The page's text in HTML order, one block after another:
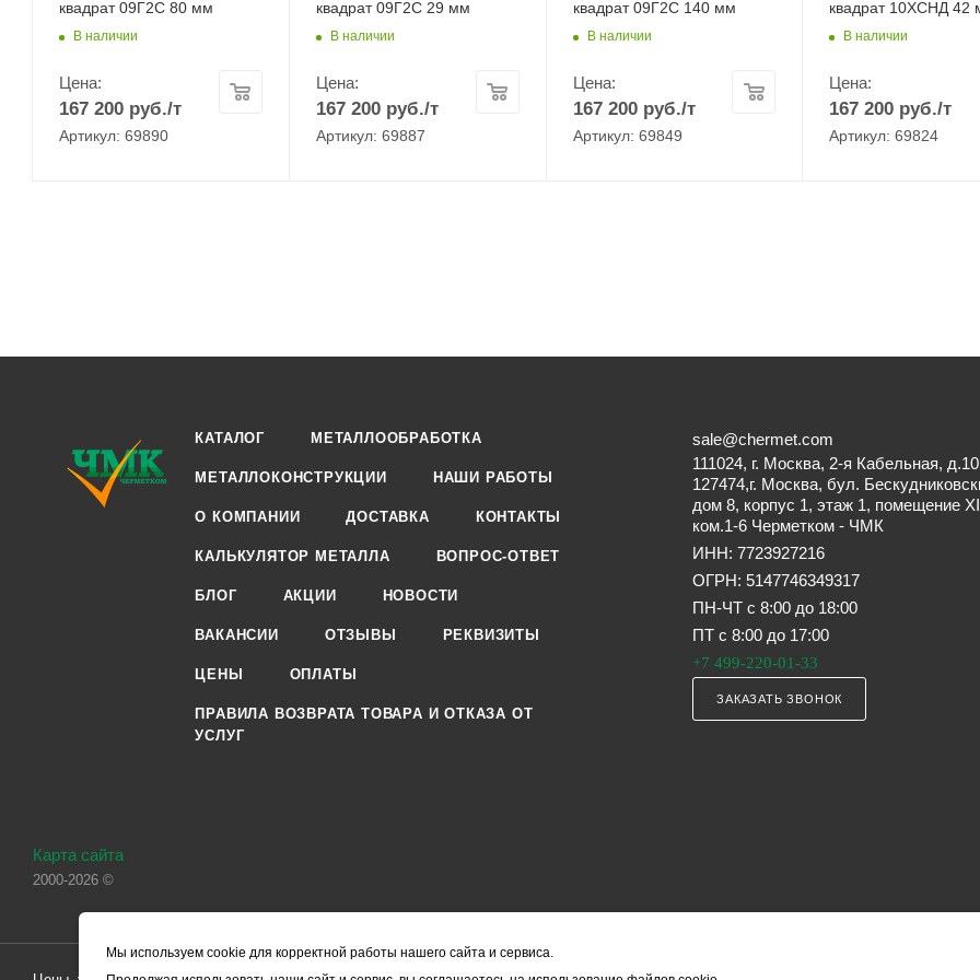
квадрат 09Г2С 80 мм
В наличии
Цена:
167 200 руб./т
Артикул: 69890
квадрат 09Г2С 29 мм
В наличии
Цена:
167 200руб./т
Артикул: 69887
квадрат 09Г2С 140 мм
В наличии
Цена:
167 200руб./т
Артикул: 69849
квадрат 10ХСНД 42
В наличии
Цена:
167 200 руб./т
Артикул: 69824
КАТАЛОГ МЕТАЛЛООБРАБОТКА
МЕТАЛЛОКОНСТРУКЦИИ НАШИ РАБОТЫ
О КОМПАНИИ ДОСТАВКА КОНТАКТЫ
КАЛЬКУЛЯТОР МЕТАЛЛА ВОПРОС-ОТВЕТ
БЛОГ АКЦИИ НОВОСТИ
ВАКАНСИИ ОТЗЫВЫ РЕКВИЗИТЫ
ЦЕНЫ ОПЛАТЫ
ПРАВИЛА ВОЗВРАТА ТОВАРА И ОТКАЗА ОТ
УСЛУГ
sale@chermet.com
111024, г. Москва, 2-я Кабельная, д.10
127474,г. Москва, бул.
дом 8, корпус 1, этаж 1, помещение
ком.1-6 Черметком - ЧМК
ИНН: 7723927216
ОГРН: 5147746349317
ПН-ЧТ с 8:00 до 18:00
ПТ с 8:00 до 17:00
+7 499-220-01-33
ЗАКАЗАТЬ ЗВОНОК
Карта сайта
2000-2026 ©
Мы используем cookie для корректной работы нашего сайта и сервиса.